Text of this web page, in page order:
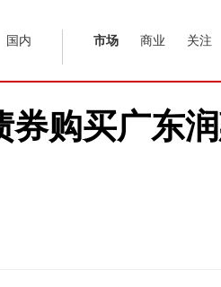
国内 市场 商业 关注
购买广东